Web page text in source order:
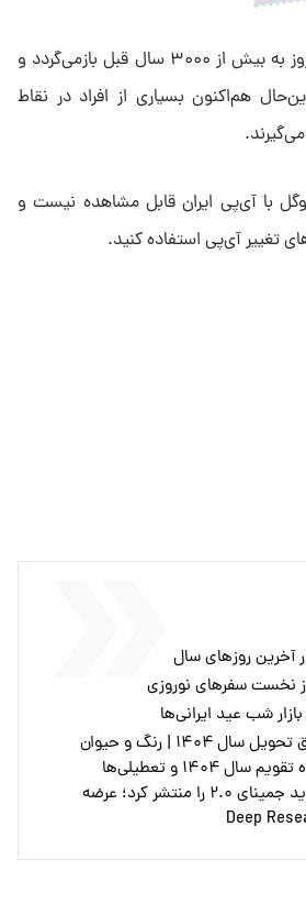
گوگل می‌گوید قدمت نوروز به بیش از ۳۰۰۰ سال قبل بازمی‌گردد و
هم‌اکنون بسیاری از افراد در نقاط
با آی‌پی ایران قابل مشاهده نیست و
تغییر آی‌پی استفاده کنید.
آخرین روزهای سال
شب عید ایرانی‌ها
تاریخ و ساعت دقیق تحویل سال ۱۴۰۴ | رنگ و حیوان
گوگل مدل‌های جدید جمینای ۲.۰ را منتشر کرد؛ عرضه